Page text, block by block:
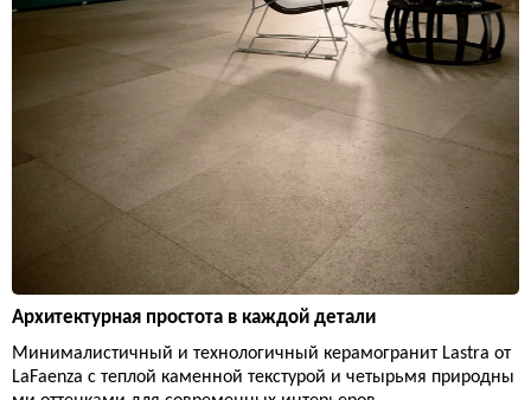
Архитектурная простота в каждой детали
Минималистичный и технологичный керамогранит Lastra от
LaFaenza с теплой каменной текстурой и четырьмя природны